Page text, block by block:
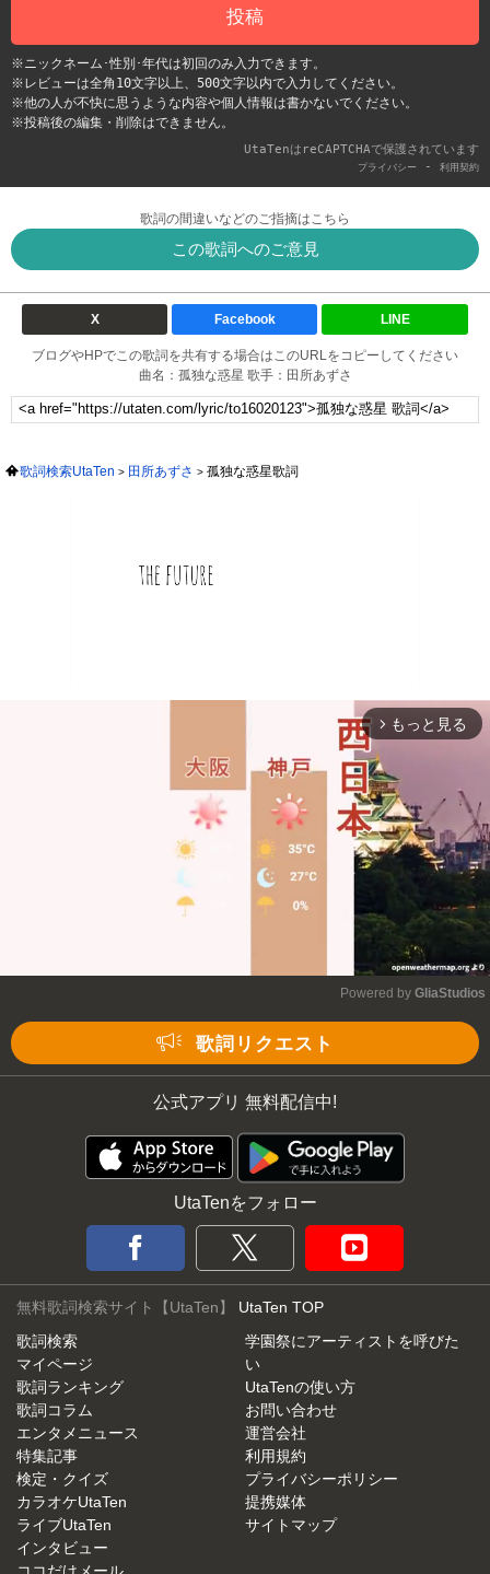
投稿
※ニックネーム･性別･年代は初回のみ入力できます。
※レビューは全角10文字以上、500文字以内で入力してください。
※他の人が不快に思うような内容や個人情報は書かないでください。
※投稿後の編集・削除はできません。
UtaTenはreCAPTCHAで保護されています
プライバシー - 利用契約
歌詞の間違いなどのご指摘はこちら
この歌詞へのご意見
X Facebook LINE
ブログやHPでこの歌詞を共有する場合はこのURLをコピーしてください
曲名：孤独な惑星 歌手：田所あずさ
歌詞検索UtaTen 田所あずさ 孤独な惑星歌詞
arrow_forward_ios もっと見る
Powered by GliaStudios
歌詞リクエスト
公式アプリ 無料配信中!
UtaTenをフォロー
無料歌詞検索サイト【UtaTen】 UtaTen TOP
歌詞検索
マイページ
歌詞ランキング
歌詞コラム
エンタメニュース
特集記事
検定・クイズ
カラオケUtaTen
ライブUtaTen
インタビュー
学園祭にアーティストを呼びた
い
UtaTenの使い方
お問い合わせ
運営会社
利用規約
プライバシーポリシー
提携媒体
サイトマップ